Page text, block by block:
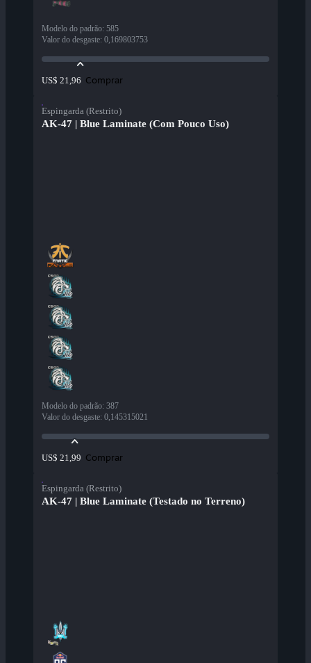
Modelo do padrão: 585
Valor do desgaste: 0,169803753
US$ 21,96 Comprar
Espingarda (Restrito)
AK-47 | Blue Laminate (Com Pouco Uso)
Modelo do padrão: 387
Valor do desgaste: 0,145315021
US$ 21,99 Comprar
Espingarda (Restrito)
AK-47 | Blue Laminate (Testado no Terreno)